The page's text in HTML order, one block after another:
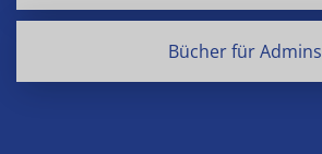
Bücher für Admins